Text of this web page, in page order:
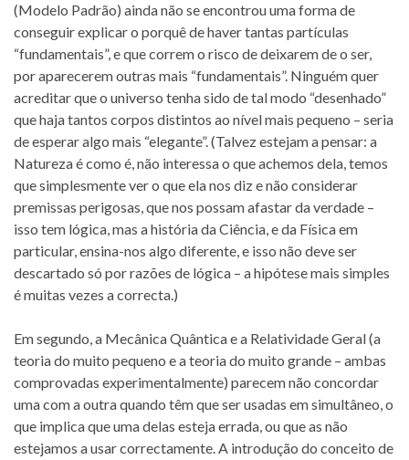
(Modelo Padrão) ainda não se encontrou uma forma de
conseguir explicar o porquê de haver tantas partículas
“fundamentais”, e que correm o risco de deixarem de o ser,
por aparecerem outras mais “fundamentais”. Ninguém quer
acreditar que o universo tenha sido de tal modo “desenhado”
que haja tantos corpos distintos ao nível mais pequeno – seria
de esperar algo mais “elegante”. (Talvez estejam a pensar: a
Natureza é como é, não interessa o que achemos dela, temos
que simplesmente ver o que ela nos diz e não considerar
premissas perigosas, que nos possam afastar da verdade –
isso tem lógica, mas a história da Ciência, e da Física em
particular, ensina-nos algo diferente, e isso não deve ser
descartado só por razões de lógica – a hipótese mais simples
é muitas vezes a correcta.)
Em segundo, a Mecânica Quântica e a Relatividade Geral (a
teoria do muito pequeno e a teoria do muito grande – ambas
comprovadas experimentalmente) parecem não concordar
uma com a outra quando têm que ser usadas em simultâneo, o
que implica que uma delas esteja errada, ou que as não
estejamos a usar correctamente. A introdução do conceito de